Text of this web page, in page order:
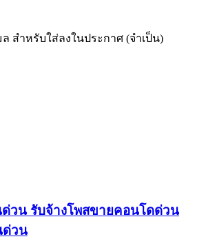
ล สำหรับใส่ลงในประกาศ (จำเป็น)
วน รับจ้างโพสขายคอนโดด่วน
ด่วน